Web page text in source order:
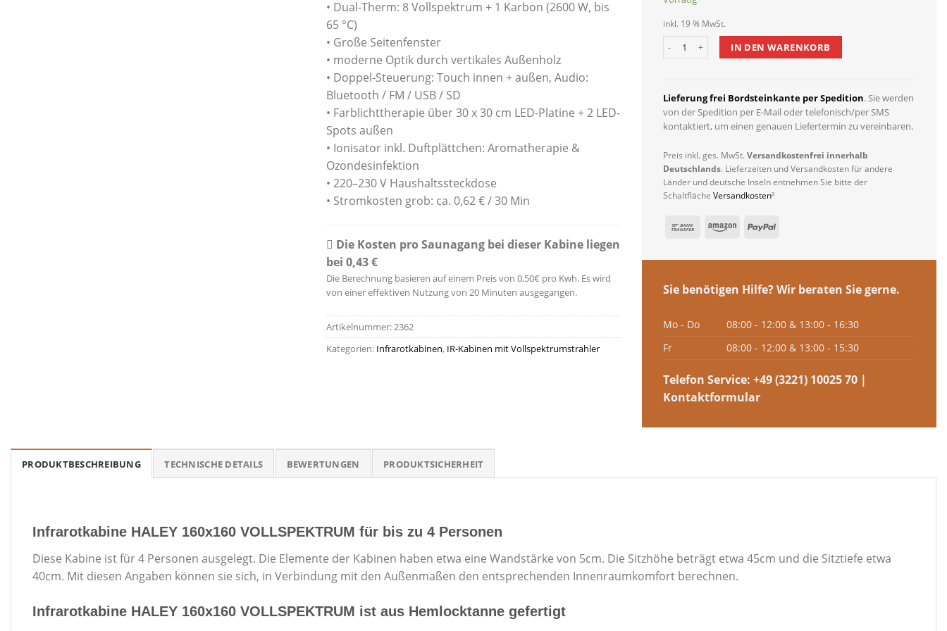
• Dual-Therm: 8 Vollspektrum + 1 Karbon (2600 W, bis
65 °C)
• Große Seitenfenster
• moderne Optik durch vertikales Außenholz
• Doppel-Steuerung: Touch innen + außen, Audio:
Bluetooth / FM / USB / SD
• Farblichttherapie über 30 x 30 cm LED-Platine + 2 LED-
Spots außen
• Ionisator inkl. Duftplättchen: Aromatherapie &
Ozondesinfektion
• 220–230 V Haushaltssteckdose
• Stromkosten grob: ca. 0,62 € / 30 Min
Die Kosten pro Saunagang bei dieser Kabine liegen
bei 0,43 €
Die Berechnung basieren auf einem Preis von 0,50€ pro Kwh. Es wird
von einer effektiven Nutzung von 20 Minuten ausgegangen.
Artikelnummer:2362
Kategorien: Infrarotkabinen, IR-Kabinen mit Vollspektrumstrahler
inkl. 19 % MwSt.
IN DEN WARENKORB
Lieferung frei Bordsteinkante per Spedition. Sie werden
von der Spedition per E-Mail oder telefonisch/per SMS
kontaktiert, um einen genauen Liefertermin zu vereinbaren.
Preis inkl. ges. MwSt. Versandkostenfrei innerhalb
Deutschlands. Lieferzeiten und Versandkosten für andere
Länder und deutsche Inseln entnehmen Sie bitte der
Schaltfläche Versandkosten³
Sie benötigen Hilfe? Wir beraten Sie gerne.
Mo - Do
08:00 - 12:00 & 13:00 - 16:30
Fr
08:00 - 12:00 & 13:00 - 15:30
Telefon Service: +49 (3221) 10025 70 |
Kontaktformular
PRODUKTBESCHREIBUNG TECHNISCHE DETAILS BEWERTUNGEN PRODUKTSICHERHEIT
Infrarotkabine HALEY 160x160 VOLLSPEKTRUM für bis zu 4 Personen
Diese Kabine ist für 4 Personen ausgelegt. Die Elemente der Kabinen haben etwa eine Wandstärke von 5cm. Die Sitzhöhe beträgt etwa 45cm und die Sitztiefe etwa
40cm. Mit diesen Angaben können sie sich, in Verbindung mit den Außenmaßen den entsprechenden Innenraumkomfort berechnen.
Infrarotkabine HALEY 160x160 VOLLSPEKTRUM ist aus Hemlocktanne gefertigt